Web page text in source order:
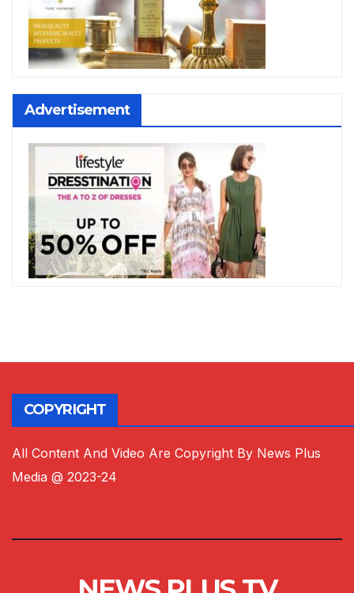
Advertisement
COPYRIGHT
All Content And Video Are Copyright By News Plus
Media @ 2023-24